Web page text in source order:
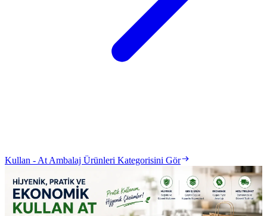
Kullan - At Ambalaj Ürünleri Kategorisini Gör